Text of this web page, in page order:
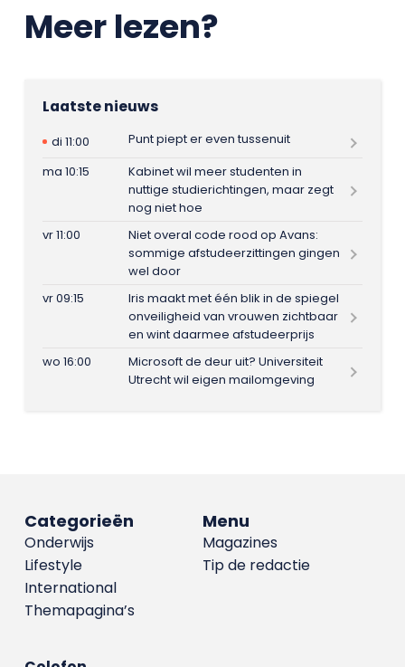
Meer lezen?
Laatste nieuws
di 11:00
Punt piept er even tussenuit
ma 10:15
Kabinet wil meer studenten in
nuttige studierichtingen, maar zegt
nog niet hoe
vr 11:00
Niet overal code rood op Avans:
sommige afstudeerzittingen gingen
wel door
vr 09:15
Iris maakt met één blik in de spiegel
onveiligheid van vrouwen zichtbaar
en wint daarmee afstudeerprijs
wo 16:00
Microsoft de deur uit? Universiteit
Utrecht wil eigen mailomgeving
Menu
Magazines
Tip de redactie
Categorieën
Onderwijs
Lifestyle
International
Themapagina’s